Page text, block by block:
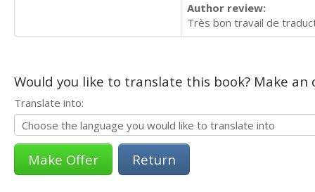
Author review:
Très bon travail de
Would you like to translate this book? Make
Translate into:
Return